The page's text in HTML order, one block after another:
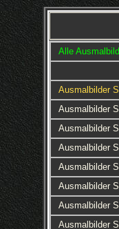
Alle
Ausmalbilder
Ausmalbilder
Ausmalbilder
Ausmalbilder
Ausmalbilder
Ausmalbilder
Ausmalbilder
Ausmalbilder